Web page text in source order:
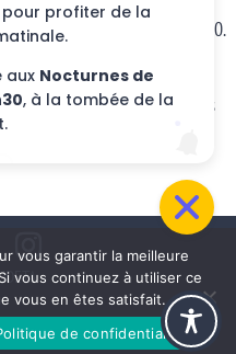
l’ambiance d’une école 1900.
porte-plumes pour une leçon
nos maîtres et
et le bonnet d’âne n’est pas
-
pour profiter de la
aux Nocturnes de
, à la tombée de la
vous garantir la meilleure
vous continuez à utiliser ce
vous en êtes satisfait.
de confidentialité